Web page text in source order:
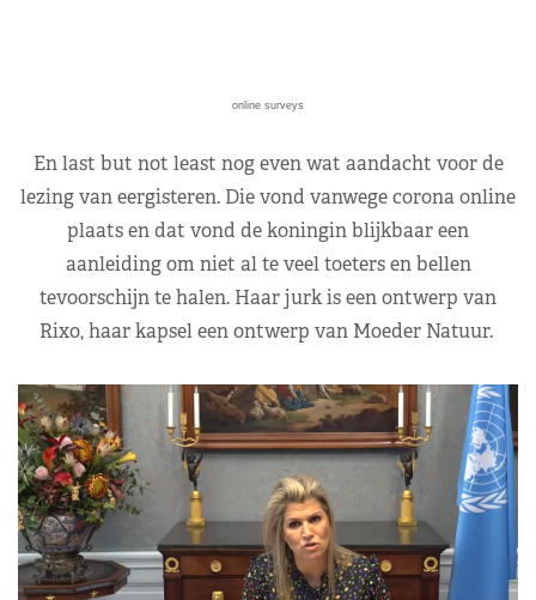
online surveys
En last but not least nog even wat aandacht voor de
lezing van eergisteren. Die vond vanwege corona online
plaats en dat vond de koningin blijkbaar een
aanleiding om niet al te veel toeters en bellen
tevoorschijn te halen. Haar jurk is een ontwerp van
Rixo, haar kapsel een ontwerp van Moeder Natuur.